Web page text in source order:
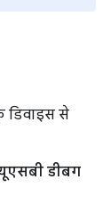
से
डीबग